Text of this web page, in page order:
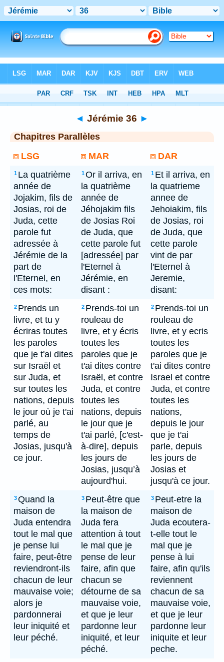
◄ Jérémie 36 ►
Chapitres Parallèles
LSG
MAR DAR
1 La quatrième
année de
Jojakim, fils de
Josias, roi de
Juda, cette
parole fut
adressée à
Jérémie de la
part de
l'Eternel, en
ces mots:
1Or il arriva, en
la quatrième
année de
Jéhojakim fils
de Josias Roi
de Juda, que
cette parole fut
[adressée] par
l'Eternel à
Jérémie, en
disant :
1 Et il arriva, en
la quatrieme
annee de
Jehoiakim, fils
de Josias, roi
de Juda, que
cette parole
vint de par
l'Eternel à
Jeremie,
disant:
2 Prends un
livre, et tu y
écriras toutes
les paroles
que je t'ai dites
sur Israël et
sur Juda, et
sur toutes les
nations, depuis
le jour où je t'ai
parlé, au
temps de
Josias, jusqu'à
ce jour.
2 Prends-toi un
rouleau de
livre, et y écris
toutes les
paroles que je
t'ai dites contre
Israël, et contre
Juda, et contre
toutes les
nations, depuis
le jour que je
t'ai parlé, [c'est-
à-dire], depuis
les jours de
Josias, jusqu’à
aujourd'hui.
2 Prends-toi un
rouleau de
livre, et y ecris
toutes les
paroles que je
t'ai dites contre
Israel et contre
Juda, et contre
toutes les
nations,
depuis le jour
que je t'ai
parle, depuis
les jours de
Josias et
jusqu'à ce jour.
3Quand la
maison de
Juda entendra
tout le mal que
je pense lui
faire, peut-être
reviendront-ils
chacun de leur
mauvaise voie;
alors je
pardonnerai
leur iniquité et
leur péché.
3 Peut-être que
la maison de
Juda fera
attention à tout
le mal que je
pense de leur
faire, afin que
chacun se
détourne de sa
mauvaise voie,
et que je leur
pardonne leur
iniquité, et leur
péché.
3 Peut-etre la
maison de
Juda ecoutera-
t-elle tout le
mal que je
pense à lui
faire, afin qu'ils
reviennent
chacun de sa
mauvaise voie,
et que je leur
pardonne leur
iniquite et leur
peche.